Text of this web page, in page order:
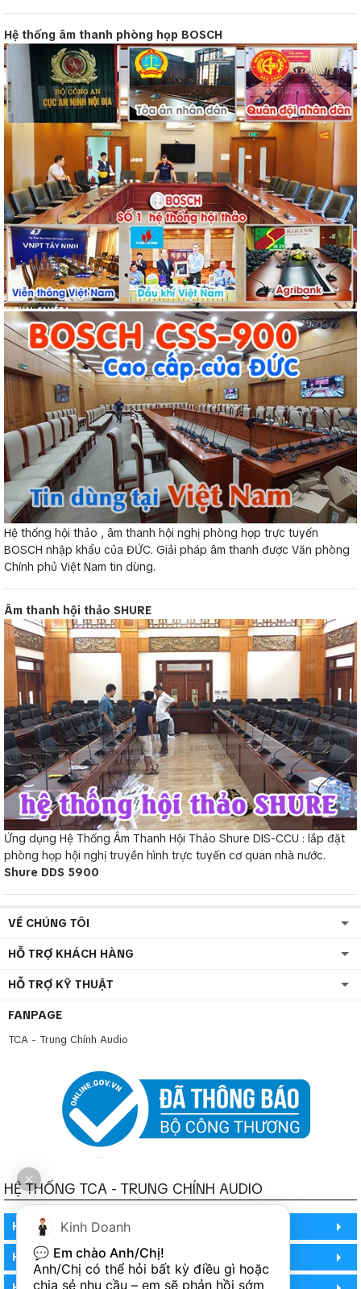
Hệ thống âm thanh phòng họp BOSCH
Hệ thống hội thảo , âm thanh hội nghị phòng họp trực tuyến
BOSCH nhập khẩu của ĐỨC. Giải pháp âm thanh được Văn phòng
Chính phủ Việt Nam tin dùng.
Âm thanh hội thảo SHURE
Ứng dụng Hệ Thống Âm Thanh Hội Thảo Shure DIS-CCU : lắp đặt
phòng họp hội nghị truyền hình trực tuyến cơ quan nhà nước.
Shure DDS 5900
VỀ CHÚNG TÔI
HỖ TRỢ KHÁCH HÀNG
HỖ TRỢ KỸ THUẬT
FANPAGE
TCA - Trung Chính Audio
HỆ THỐNG TCA - TRUNG CHÍNH AUDIO
HỒ CHÍ MINH
HỒ CHÍ MINH
Kinh Doanh
💬 Em chào Anh/Chị!
Anh/Chị có thể hỏi bất kỳ điều gì hoặc
chia sẻ nhu cầu – em sẽ phản hồi sớm